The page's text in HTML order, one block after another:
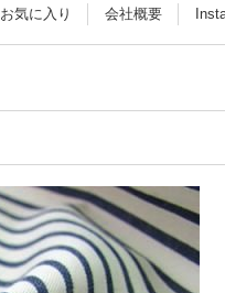
お気に入り 会社概要